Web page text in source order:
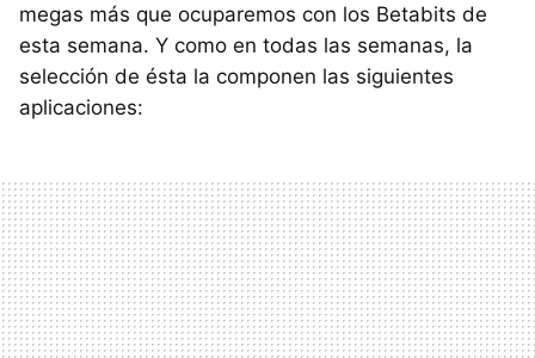
megas más que ocuparemos con los Betabits de
esta semana. Y como en todas las semanas, la
selección de ésta la componen las siguientes
aplicaciones: